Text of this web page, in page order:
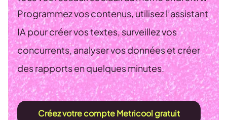
Programmez vos contenus, utilisez l’assistant
IA pour créer vos textes, surveillez vos
concurrents, analyser vos données et créer
des rapports en quelques minutes.
Créez votre compte Metricool gratuit